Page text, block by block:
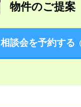
物件のご提案
相談会を予約する